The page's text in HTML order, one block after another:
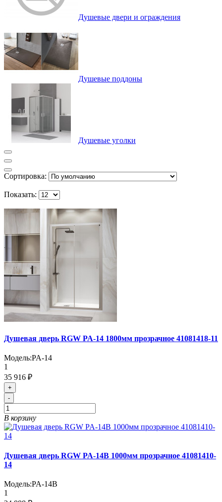
Душевые двери и ограждения
Душевые поддоны
Душевые уголки
Сортировка:
Показать:
Душевая дверь RGW PA-14 1800мм прозрачное 41081418-11
Модель:PA-14
1
35 916 ₽
+
-
В корзину
Душевая дверь RGW PA-14B 1000мм прозрачное 41081410-
14
Модель:PA-14B
1